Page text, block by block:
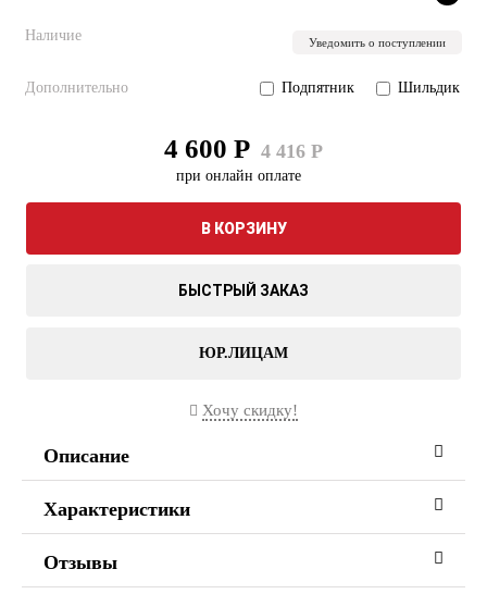
Наличие Уведомить о поступлении
Дополнительно Подпятник Шильдик
4 600 Р 4 416 Р
при онлайн оплате
В КОРЗИНУ
БЫСТРЫЙ ЗАКАЗ
ЮР.ЛИЦАМ
Хочу скидку!
Описание
Характеристики
Отзывы